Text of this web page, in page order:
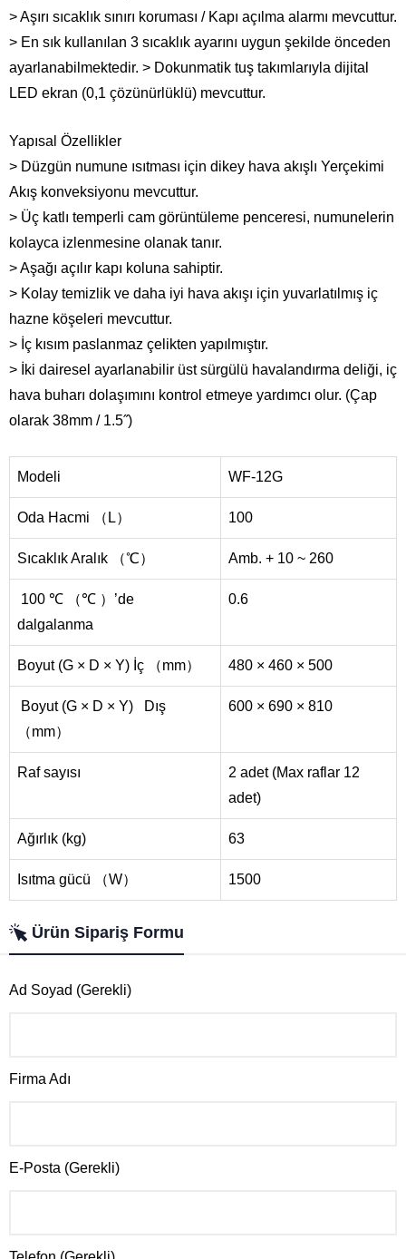
> Aşırı sıcaklık sınırı koruması / Kapı açılma alarmı mevcuttur.
> En sık kullanılan 3 sıcaklık ayarını uygun şekilde önceden
ayarlanabilmektedir. > Dokunmatik tuş takımlarıyla dijital
LED ekran (0,1 çözünürlüklü) mevcuttur.
Yapısal Özellikler
> Düzgün numune ısıtması için dikey hava akışlı Yerçekimi
Akış konveksiyonu mevcuttur.
> Üç katlı temperli cam görüntüleme penceresi, numunelerin
kolayca izlenmesine olanak tanır.
> Aşağı açılır kapı koluna sahiptir.
> Kolay temizlik ve daha iyi hava akışı için yuvarlatılmış iç
hazne köşeleri mevcuttur.
> İç kısım paslanmaz çelikten yapılmıştır.
> İki dairesel ayarlanabilir üst sürgülü havalandırma deliği, iç
hava buharı dolaşımını kontrol etmeye yardımcı olur. (Çap
olarak 38mm / 1.5˝)
Modeli WF-12G
Oda Hacmi （L） 100
Sıcaklık Aralık （℃） Amb. + 10 ~ 260
100 ℃ （℃ ）’de
dalgalanma
0.6
Boyut (G × D × Y) İç （mm） 480 × 460 × 500
Boyut (G × D × Y) Dış
（mm）
600 × 690 × 810
Raf sayısı
2 adet (Max raflar 12
adet)
Ağırlık (kg) 63
Isıtma gücü （W） 1500
Ürün Sipariş Formu
Ad Soyad (Gerekli)
Firma Adı
E-Posta (Gerekli)